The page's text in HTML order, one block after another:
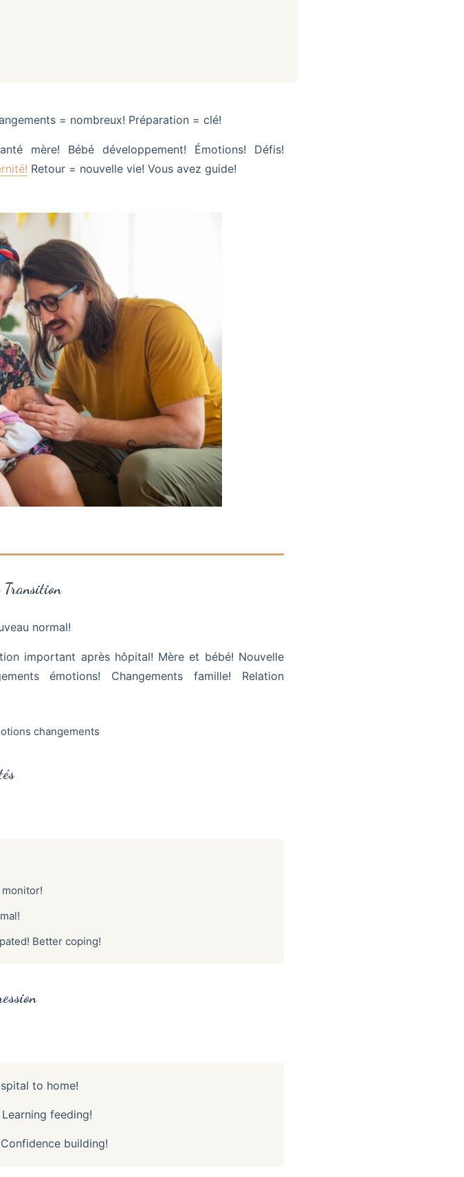
= nombreux! Préparation = clé!
mère! Bébé développement! Émotions! Défis!
Retour = nouvelle vie! Vous avez guide!
Transition
normal!
important après hôpital! Mère et bébé! Nouvelle
émotions! Changements famille! Relation
Better coping!
to home!
feeding!
building!